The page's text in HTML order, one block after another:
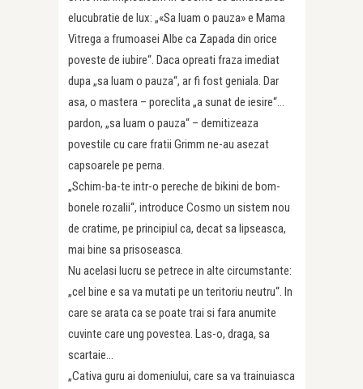
elucubratie de lux: „«Sa luam o pauza» e Mama
Vitrega a frumoasei Albe ca Zapada din orice
poveste de iubire“. Daca opreati fraza imediat
dupa „sa luam o pauza“, ar fi fost geniala. Dar
asa, o mastera – poreclita „a sunat de iesire“…
pardon, „sa luam o pauza“ – demitizeaza
povestile cu care fratii Grimm ne-au asezat
capsoarele pe perna.
„Schim-ba-te intr-o pereche de bikini de bom-
bonele rozalii“, introduce Cosmo un sistem nou
de cratime, pe principiul ca, decat sa lipseasca,
mai bine sa prisoseasca.
Nu acelasi lucru se petrece in alte circumstante:
„cel bine e sa va mutati pe un teritoriu neutru“. In
care se arata ca se poate trai si fara anumite
cuvinte care ung povestea. Las-o, draga, sa
scartaie…
„Cativa guru ai domeniului, care sa va trainuiasca